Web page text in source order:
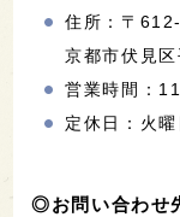
住所：〒
京都市伏見
営業時間：
定休日：火曜
◎お問い合わせ